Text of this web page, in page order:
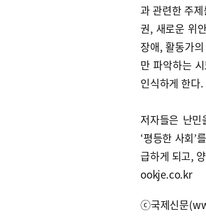
과 관련한 주
권, 새로운 위
장애, 활동가
만 파악하는
인식하게 한다.
저자들은 난
‘평등한 사회’
급하게 되고,
ookje.co.kr
ⓒ국제신문